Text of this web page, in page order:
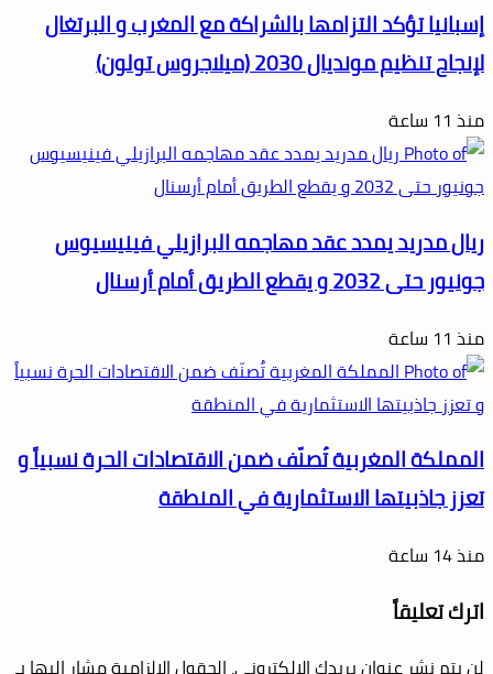
إسبانيا تؤكد التزامها بالشراكة مع المغرب و البرتغال
لإنجاح تنظيم مونديال 2030 (ميلاجروس تولون)
منذ 11 ساعة
ريال مدريد يمدد عقد مهاجمه البرازيلي فينيسيوس
جونيور حتى 2032 و يقطع الطريق أمام أرسنال
منذ 11 ساعة
المملكة المغربية تُصنّف ضمن الاقتصادات الحرة نسبياً و
تعزز جاذبيتها الاستثمارية في المنطقة
منذ 14 ساعة
اترك تعليقاً